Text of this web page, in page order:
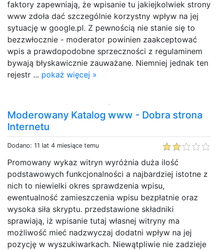
faktory zapewniają, że wpisanie tu jakiejkolwiek strony
www zdoła dać szczególnie korzystny wpływ na jej
sytuację w google.pl. Z pewnością nie stanie się to
bezzwłocznie - moderator powinien zaakceptować
wpis a prawdopodobne sprzeczności z regulaminem
bywają błyskawicznie zauważane. Niemniej jednak ten
rejestr ... pokaż więcej »
Moderowany Katalog www - Dobra strona
Internetu
Dodano: 11 lat 4 miesiące temu
Promowany wykaz witryn wyróżnia duża ilość
podstawowych funkcjonalności a najbardziej istotne z
nich to niewielki okres sprawdzenia wpisu,
ewentualność zamieszczenia wpisu bezpłatnie oraz
wysoka siła skryptu. przedstawione składniki
sprawiają, iż wpisanie tutaj własnej witryny ma
możliwość mieć nadzwyczaj dodatni wpływ na jej
pozycję w wyszukiwarkach. Niewątpliwie nie zadzieje